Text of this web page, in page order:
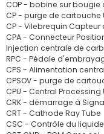
COP - bobine sur
CP - purge de cartouche
CP - Vilebrequin Capteur
CPA - Connecteur
Injection centrale de
RPC - Pédale
CPS - Alimentation
CPSOV - purge de
CPU - Central Processing
CRK - démarrage à
CRT - Cathode Ray Tube
CSC - Contrôle du